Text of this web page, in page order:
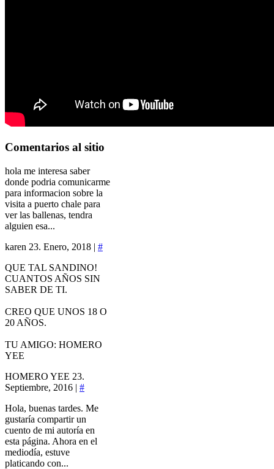
Comentarios al sitio
hola me interesa saber
donde podria comunicarme
para informacion sobre la
visita a puerto chale para
ver las ballenas, tendra
alguien esa...
karen 23. Enero, 2018 | #
QUE TAL SANDINO!
CUANTOS AÑOS SIN
SABER DE TI.
CREO QUE UNOS 18 O
20 AÑOS.
TU AMIGO: HOMERO
YEE
HOMERO YEE 23.
Septiembre, 2016 | #
Hola, buenas tardes. Me
gustaría compartir un
cuento de mi autoría en
esta página. Ahora en el
mediodía, estuve
platicando con...